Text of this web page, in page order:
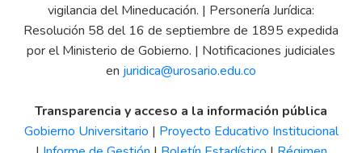
vigilancia del Mineducación. | Personería Jurídica:
Resolución 58 del 16 de septiembre de 1895 expedida
por el Ministerio de Gobierno. | Notificaciones judiciales
en juridica@urosario.edu.co
Transparencia y acceso a la información pública
Gobierno Universitario | Proyecto Educativo Institucional